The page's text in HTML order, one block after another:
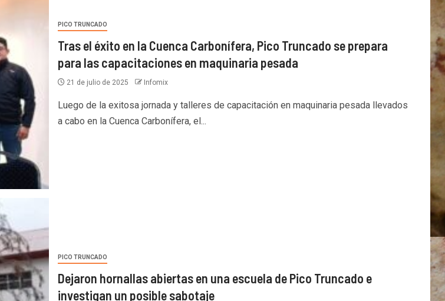
PICO TRUNCADO
Tras el éxito en la Cuenca Carbonífera, Pico Truncado se prepara
para las capacitaciones en maquinaria pesada
21 de julio de 2025 Infomix
Luego de la exitosa jornada y talleres de capacitación en maquinaria pesada llevados
a cabo en la Cuenca Carbonífera, el...
PICO TRUNCADO
Dejaron hornallas abiertas en una escuela de Pico Truncado e
investigan un posible sabotaje